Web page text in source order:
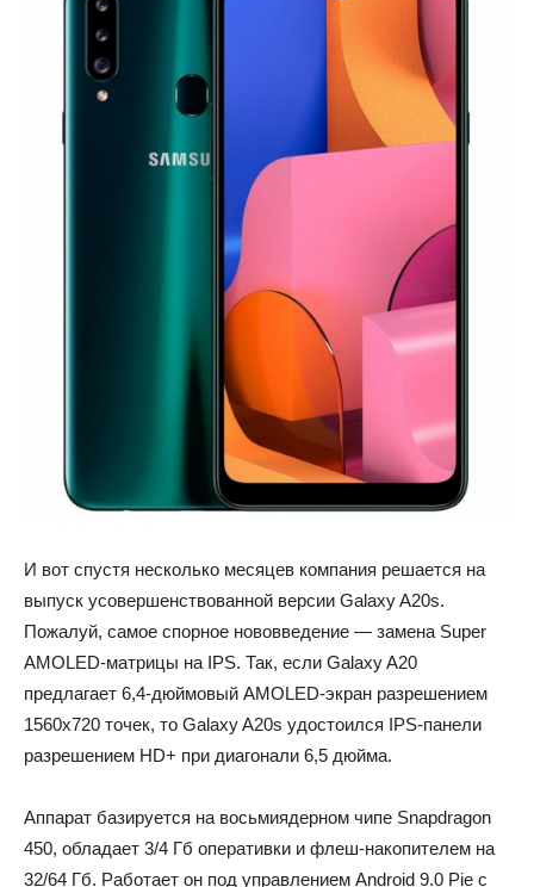
И вот спустя несколько месяцев компания решается на
выпуск усовершенствованной версии Galaxy A20s.
Пожалуй, самое спорное нововведение — замена Super
AMOLED-матрицы на IPS. Так, если Galaxy A20
предлагает 6,4-дюймовый AMOLED-экран разрешением
1560х720 точек, то Galaxy A20s удостоился IPS-панели
разрешением HD+ при диагонали 6,5 дюйма.
Аппарат базируется на восьмиядерном чипе Snapdragon
450, обладает 3/4 Гб оперативки и флеш-накопителем на
32/64 Гб. Работает он под управлением Android 9.0 Pie с